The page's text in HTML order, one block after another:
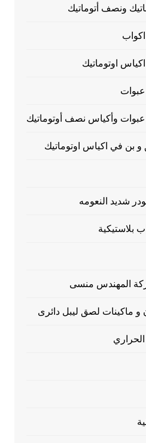
ونصف أتوماتيك
اوتوماتيك
وأكياس نصف أوتوماتيك
و بن في اكياس اوتوماتيك
شديد النعومه
بلاستيكية
المهندس منسى
و ماكينات لصق ليبل دائرى